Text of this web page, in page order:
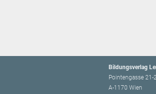
Bildungsverlag
Pointengasse 21-
A-1170 Wien